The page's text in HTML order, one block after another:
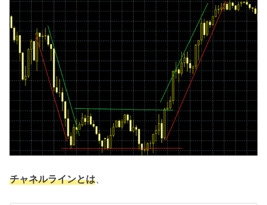
チャネルラインとは